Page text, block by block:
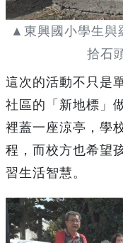
▲東興國小學生與
拾石
這次的活動不只是
社區的「新地標」
裡蓋一座涼亭，學
程，而校方也希望
習生活智慧。